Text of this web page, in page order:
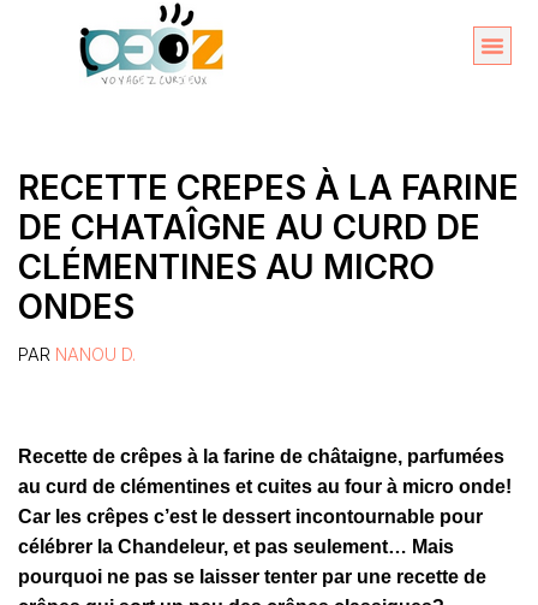
RECETTE CREPES À LA FARINE
DE CHATAÎGNE AU CURD DE
CLÉMENTINES AU MICRO
ONDES
PAR NANOU D.
Recette de crêpes à la farine de châtaigne, parfumées
au curd de clémentines et cuites au four à micro onde!
Car les crêpes c’est le dessert incontournable pour
célébrer la Chandeleur, et pas seulement… Mais
pourquoi ne pas se laisser tenter par une recette de